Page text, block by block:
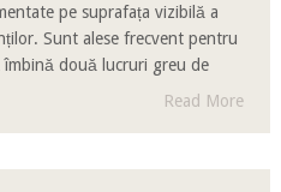
pe suprafața vizibilă a
Sunt alese frecvent pentru
îmbină două lucruri greu de
Read More